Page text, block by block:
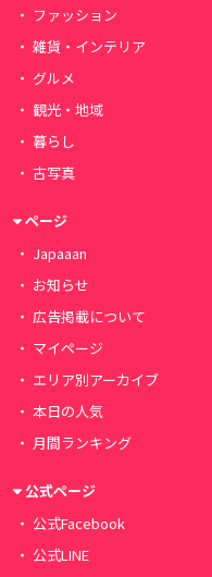
ファッション
雑貨・インテリア
グルメ
観光・地域
暮らし
古写真
ページ
Japaaan
お知らせ
広告掲載について
マイページ
エリア別アーカイブ
本日の人気
月間ランキング
公式ページ
公式Facebook
公式LINE